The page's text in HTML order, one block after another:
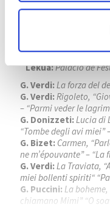
FESTIVAL
SANTANDER
Lekua:Palacio de
G. Verdi: La forza del
G. Verdi: Rigoleto,
– “Parmi veder le
G. Donizzeti: Lucia di
“Tombe degli avi miei”
G. Bizet: Carmen,
ne m’épouvante” – “La
G. Verdi:La Traviata,
miei bollenti spiriti“
G. Puccini: La
chiamano Mimi” “O